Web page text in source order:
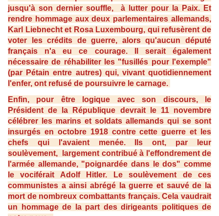
jusqu'à son dernier souffle, à lutter pour la Paix. Et
rendre hommage aux deux parlementaires allemands,
Karl Liebnecht et Rosa Luxembourg, qui refusèrent de
voter les crédits de guerre, alors qu'aucun député
français n'a eu ce courage. Il serait également
nécessaire de réhabiliter les "fusillés pour l'exemple"
(par Pétain entre autres) qui, vivant quotidiennement
l'enfer, ont refusé de poursuivre le carnage.
Enfin, pour être logique avec son discours, le
Président de la République devrait le 11 novembre
célébrer les marins et soldats allemands qui se sont
insurgés en octobre 1918 contre cette guerre et les
chefs qui l'avaient menée. Ils ont, par leur
soulèvement, largement contribué à l'effondrement de
l'armée allemande, "poignardée dans le dos" comme
le vociférait Adolf Hitler. Le soulèvement de ces
communistes a ainsi abrégé la guerre et sauvé de la
mort de nombreux combattants français. Cela vaudrait
un hommage de la part des dirigeants politiques de